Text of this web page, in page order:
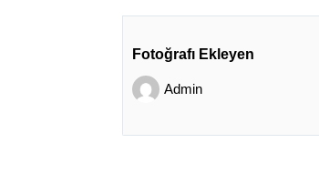
Fotoğrafı Ekleyen
Admin